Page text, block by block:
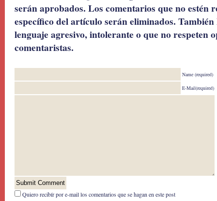
serán aprobados. Los comentarios que no estén
específico del artículo serán eliminados.
lenguaje agresivo, intolerante o que no respeten
comentaristas.
Name (required)
E-Mail(required)
Quiero recibír por e-mail los comentarios que se hagan en este post